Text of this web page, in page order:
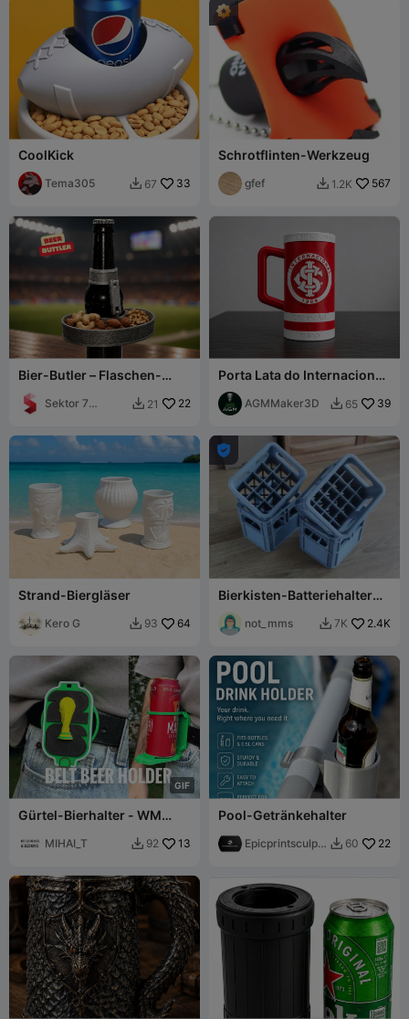
CoolKick
Tema305  67 33
Schrotflinten-Werkzeug
gfef  1.2K 567
Bier-Butler – Flaschen-
(Weltmeisterschaft) -
Anpassen
Sektor 7
 21 22
Porta Lata do Internacional
com Alça
AGMMaker3D  65 39
Strand-Biergläser
Kero G  93 64

Bierkisten-Batteriehalter
Stapelbar
not_mms  7K 2.4K
GIF
Gürtel-Bierhalter - WM
MIHAI_T  92 13
Pool-Getränkehalter
Epicprintsculpt
 60 22